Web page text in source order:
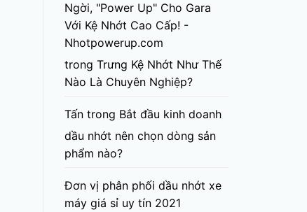
Ngời, "Power Up" Cho Gara
Với Kệ Nhớt Cao Cấp! -
Nhotpowerup.com
trong Trưng Kệ Nhớt Như Thế
Nào Là Chuyên Nghiệp?
Tấn trong Bắt đầu kinh doanh
dầu nhớt nên chọn dòng sản
phẩm nào?
Đơn vị phân phối dầu nhớt xe
máy giá sỉ uy tín 2021